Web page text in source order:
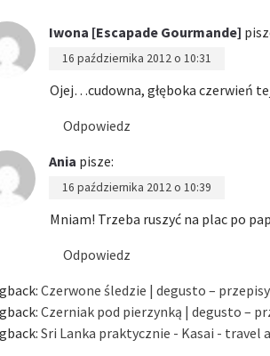
Iwona [Escapade Gourmande]
16 października 2012 o 10:31
Ojej…cudowna, głęboka czerwień
Odpowiedz
Ania pisze:
16 października 2012 o 10:39
Mniam! Trzeba ruszyć na plac po
Odpowiedz
Czerwone śledzie | degusto –
Czerniak pod pierzynką | degusto –
Sri Lanka praktycznie - Kasai - travel